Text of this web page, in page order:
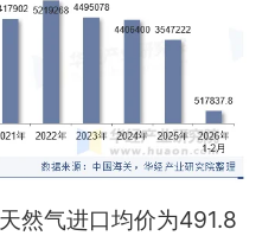
然气进口均价为491.8